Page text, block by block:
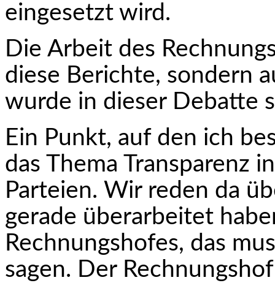
eingesetzt wird.
Die Arbeit des
diese Berichte, sondern
wurde in dieser Debatte
Ein Punkt, auf den ich
das Thema Transparenz
Parteien. Wir reden da
gerade überarbeitet
Rechnungshofes, das
sagen. Der